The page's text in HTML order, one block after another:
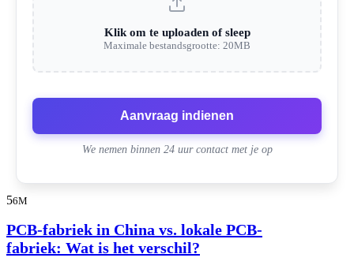
Klik om te uploaden of sleep
Maximale bestandsgrootte: 20MB
Aanvraag indienen
We nemen binnen 24 uur contact met je op
56M
PCB-fabriek in China vs. lokale PCB-
fabriek: Wat is het verschil?